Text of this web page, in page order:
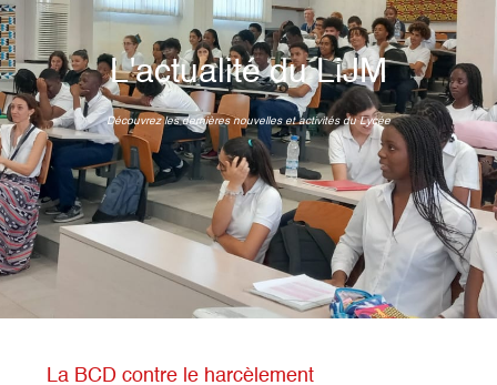
L'actualité du LiJM
Découvrez les dernières nouvelles et activités du Lycée
La BCD contre le harcèlement